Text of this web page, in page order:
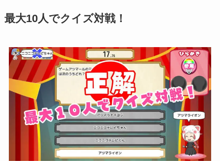
最大10人でクイズ対戦！